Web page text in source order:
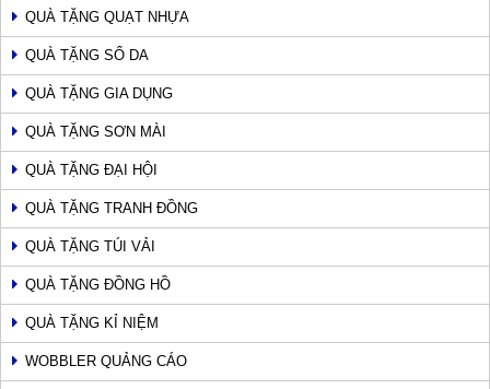
QUÀ TẶNG QUẠT NHỰA
QUÀ TẶNG SỔ DA
QUÀ TẶNG GIA DỤNG
QUÀ TẶNG SƠN MÀI
QUÀ TẶNG ĐẠI HỘI
QUÀ TẶNG TRANH ĐỒNG
QUÀ TẶNG TÚI VẢI
QUÀ TẶNG ĐỒNG HỒ
QUÀ TẶNG KỈ NIỆM
WOBBLER QUẢNG CÁO